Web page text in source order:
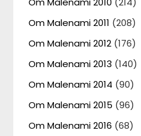
Om Malenami 2011 (208)
Om Malenami 2012 (176)
Om Malenami 2013 (140)
Om Malenami 2014 (90)
Om Malenami 2015 (96)
Om Malenami 2016 (68)